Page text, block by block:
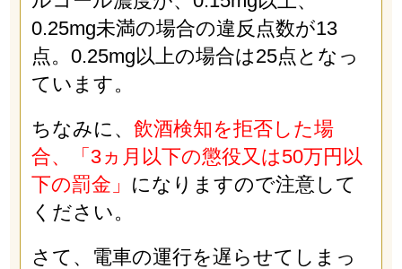
0.25mg未満の場合の違反点数が13
点。0.25mg以上の場合は25点となっ
ています。
ちなみに、 飲酒検知を拒否した場
合、「3ヵ月以下の懲役又は50万円以
下の罰金」 になりますので注意して
ください。
さて、電車の運行を遅らせてしまっ